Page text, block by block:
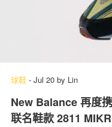
球鞋 - Jul 20 by Lin
New Balance 再度
联名鞋款 2811